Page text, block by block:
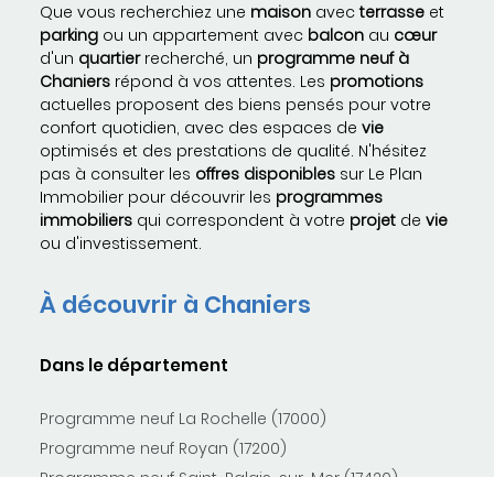
Que vous recherchiez une maison avecterrasse et
parking ou un appartement avec balcon au cœur
d'un quartierrecherché, un programme neuf à
Chaniers répond à vos attentes. Les promotions
actuelles proposent des biens pensés pour votre
confort quotidien, avec des espaces de vie
optimisés et des prestations de qualité. N'hésitez
pas à consulter les offres disponibles sur Le Plan
Immobilier pour découvrir les programmes
immobiliers qui correspondent à votre projet de vie
ou d'investissement.
À découvrir à Chaniers
Dans le département
Programme neuf La Rochelle (17000)
Programme neuf Royan (17200)